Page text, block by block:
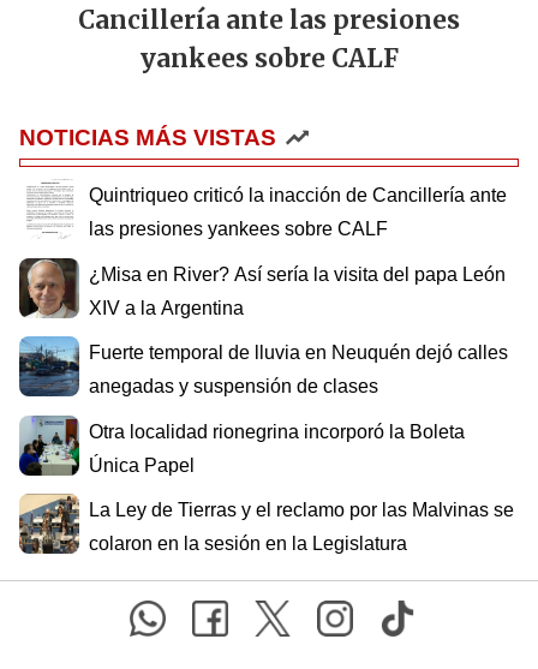
Cancillería ante las presiones
yankees sobre CALF
NOTICIAS MÁS VISTAS
Quintriqueo criticó la inacción de Cancillería ante
las presiones yankees sobre CALF
¿Misa en River? Así sería la visita del papa León
XIV a la Argentina
Fuerte temporal de lluvia en Neuquén dejó calles
anegadas y suspensión de clases
Otra localidad rionegrina incorporó la Boleta
Única Papel
La Ley de Tierras y el reclamo por las Malvinas se
colaron en la sesión en la Legislatura